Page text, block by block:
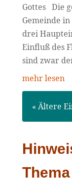
Gottes Die
Gemeinde
drei
Einfluß des
sind zwar
mehr lesen
« Ältere
Thema